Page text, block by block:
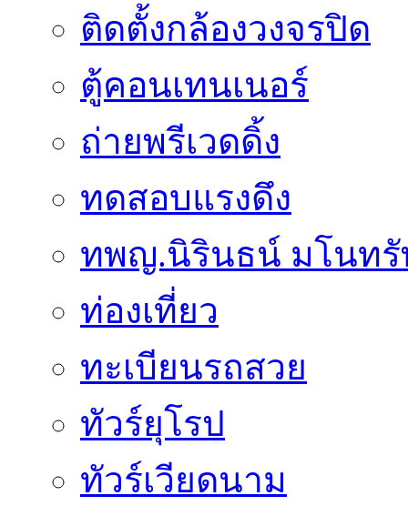
ติดตั้งกล้องวงจรปิด
ตู้คอนเทนเนอร์
ถ่ายพรีเวดดิ้ง
ทดสอบแรงดึง
ทพญ.นิรินธน์ มโนท
ท่องเที่ยว
ทะเบียนรถสวย
ทัวร์ยุโรป
ทัวร์เวียดนาม